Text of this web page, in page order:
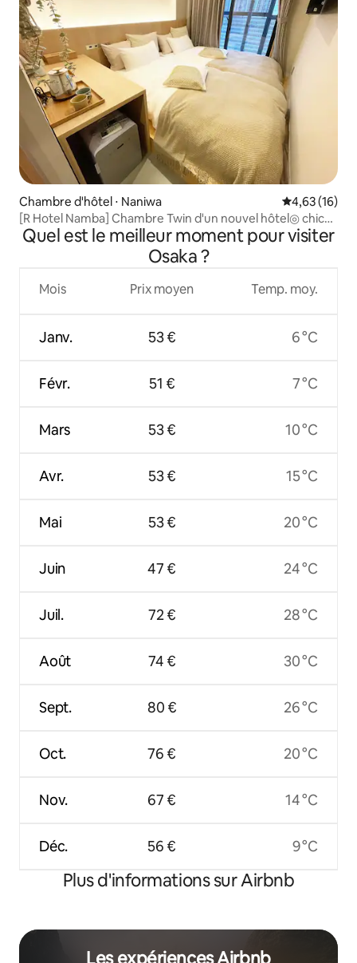
Chambre d'hôtel ⋅ Naniwa Évaluation
4,63 (16)
[R Hotel Namba] Chambre Twin d'un nouvel hôtel◎ chic
dans le quartier de Naniwa à Osaka
Quel est le meilleur moment pour visiter
Osaka ?
Mois
Janv.
Févr.
Mars
Avr.
Mai
Juin
Juil.
Août
Sept.
Oct.
Nov.
Déc.
Prix moyen
53 €
51 €
53 €
53 €
53 €
47 €
72 €
74 €
80 €
76 €
67 €
56 €
Temp. moy.
6 °C
7 °C
10 °C
15 °C
20 °C
24 °C
28 °C
30 °C
26 °C
20 °C
14 °C
9 °C
Plus d'informations sur Airbnb